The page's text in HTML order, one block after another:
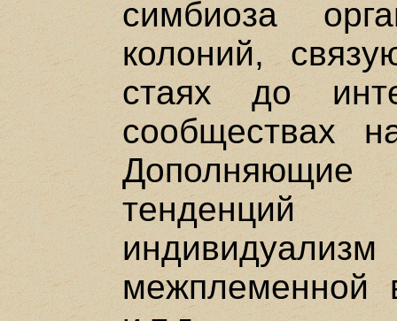
симбиоза
колоний,
стаях до
сообществах
тенденций
межплеменной